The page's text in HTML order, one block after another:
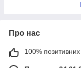
Про нас
100% позитивних